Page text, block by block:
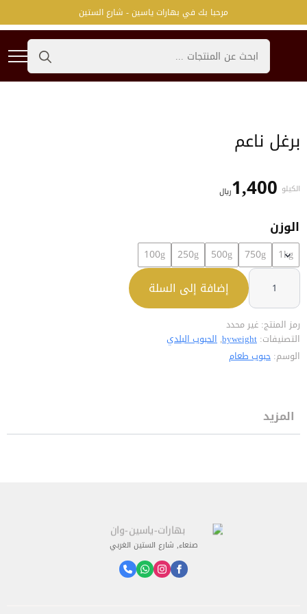
مرحبا بك في بهارات ياسين - شارع الستين
Search
for:
برغل ناعم
الكيلو 1,400﷼
الوزن
1kg
750g
500g
250g
100g
كمية
إضافة إلى السلة
رمز المنتج: غير محدد
التصنيفات: byweight
, الحبوب البلدي
الوسم: حبوب طعام
المزيد
صنعاء, شارع الستين الغربي